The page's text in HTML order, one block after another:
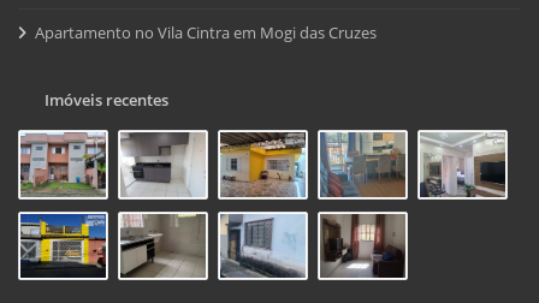
Apartamento no Vila Cintra em Mogi das Cruzes
Imóveis recentes